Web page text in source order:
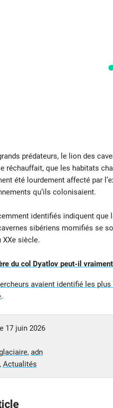
prédateurs, le lion des
réchauffait, que les habitats
été lourdement affecté par
qu’ils colonisaient.
identifiés indiquent que
sibériens momifiés se
XXe siècle.
du col Dyatlov peut-il
avaient identifié les
.
17 juin 2026
, adn
Actualités